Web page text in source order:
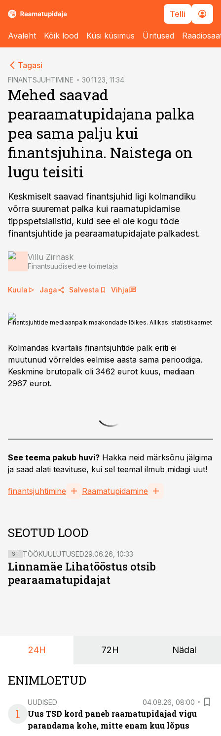
Telli
Avaleht Kõik lood Küsi küsimus Üritused
Tagasi
FINANTSJUHTIMINE 30.11.23, 11:34
Mehed saavad
pearaamatupidajana palka
pea sama palju kui
finantsjuhina. Naistega on
lugu teisiti
Keskmiselt saavad finantsjuhid ligi kolmandiku
võrra suuremat palka kui raamatupidamise
tippspetsialistid, kuid see ei ole kogu tõde
finantsjuhtide ja pearaamatupidajate palkadest.
Villu Zirnask
Finantsuudised.ee toimetaja
Kuula Jaga Salvesta Vihja
Finantsjuhtide mediaanpalk maakondade lõikes. Allikas: statistikaamet
Kolmandas kvartalis finantsjuhtide palk eriti ei
muutunud võrreldes eelmise aasta sama perioodiga.
Keskmine brutopalk oli 3462 eurot kuus, mediaan
2967 eurot.
See teema pakub huvi? Hakka neid märksõnu jälgima
ja saad alati teavituse, kui sel teemal ilmub midagi uut!
finantsjuhtimine Raamatupidamine
SEOTUD LOOD
ST TÖÖKUULUTUSED29.06.26, 10:33
Linnamäe Lihatööstus otsib
pearaamatupidajat
24H 72H Nädal
ENIMLOETUD
1
UUDISED 04.08.26, 08:00
Uus TSD kord paneb raamatupidajad vigu
parandama kohe, mitte enam kuu lõpus